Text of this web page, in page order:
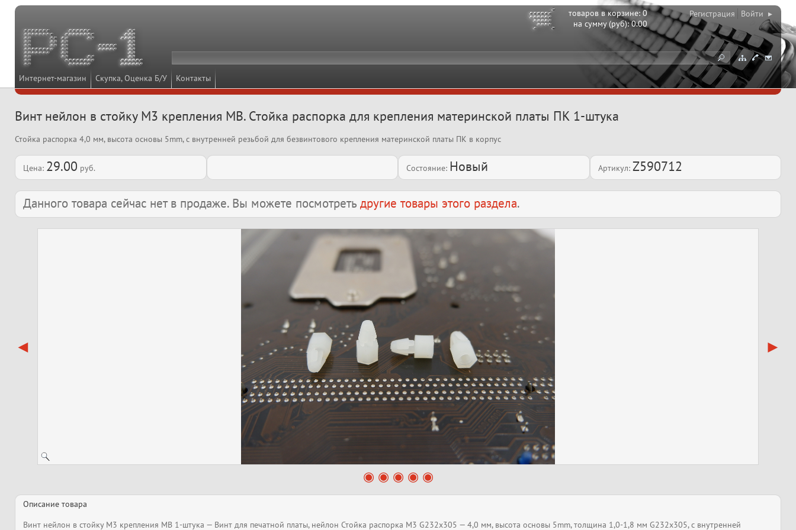
Интернет-магазин Скупка, Оценка Б/У Контакты
товаров в корзине:0
на сумму (руб):0.00
Регистрация Войти ▸
Винт нейлон в стойку M3 крепления MB. Стойка распорка для крепления материнской платы ПК 1-штука
Стойка распорка 4,0 мм, высота основы 5mm, с внутренней резьбой для безвинтового крепления материнской платы ПК в корпус
Цена: 29.00 руб. Состояние: Новый Артикул: Z590712
Данного товара сейчас нет в продаже. Вы можете посмотреть другие товары этого раздела.
Описание товара
Винт нейлон в стойку M3 крепления MB 1-штука — Винт для печатной платы, нейлон Стойка распорка M3 G232x305 — 4,0 мм, высота основы 5mm, толщина 1,0-1,8 мм G232x305, с внутренней